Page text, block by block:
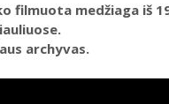
šaltiniuose
šaltiniuose. II dalis
filmuota medžiaga iš
archyvas.